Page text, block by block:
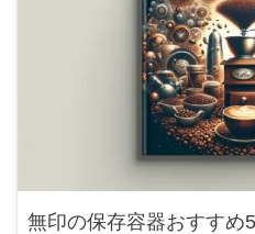
無印の保存容器おすすめ